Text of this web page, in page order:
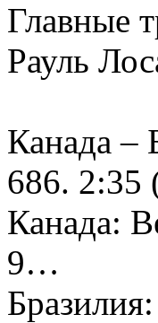
Главные
Рауль
Канада –
686.
Канада:
9…